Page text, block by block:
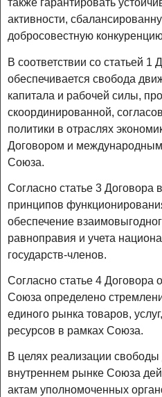
также гарантировать
активности,
добросовестную
В соответствии со статьей
обеспечивается свобода
капитала и рабочей силы,
скоординированной,
политики в отраслях
Договором и
Союза.
Согласно статье 3 Договора
принципов
обеспечение
равноправия и учета
государств-членов.
Согласно статье 4 Договора
Союза определено
единого рынка товаров,
ресурсов в рамках Союза.
В целях реализации
внутреннем рынке Союза
актам уполномоченных